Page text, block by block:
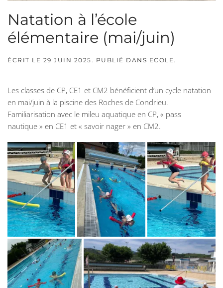
Natation à l’école
élémentaire (mai/juin)
ÉCRIT LE 29 JUIN 2025 . PUBLIÉ DANS ECOLE .
Les classes de CP, CE1 et CM2 bénéficient d’un cycle natation
en mai/juin à la piscine des Roches de Condrieu.
Familiarisation avec le mileu aquatique en CP, « pass
nautique » en CE1 et « savoir nager » en CM2.